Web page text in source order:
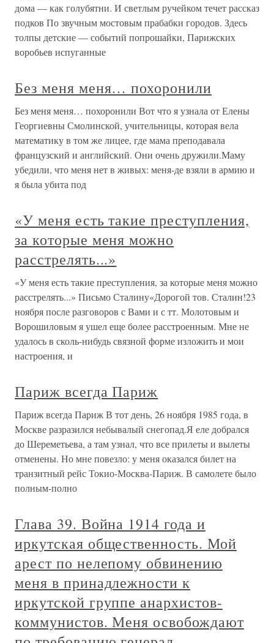
дома — как голубятни. И светлым ручейком течет рассказ
подков По звучным мостовым прабабки городов. Здесь
толпы детские — событий попрошайки, Парижских
воробьев испуганные
Без меня меня… похоронили
Без меня меня… похоронили Вот что я узнала от Елены
Георгиевны Смолинской, учительницы, которая вела
математику в том же лицее, где мама преподавала
французский и английский. Они очень дружили.Маму
убедили, что меня нет в живых: меня-де взяли в армию и
я была убита под
«У меня есть такие преступления,
за которые меня можно
расстрелять...»
«У меня есть такие преступления, за которые меня можно
расстрелять...» Письмо Сталину«Дорогой тов. Сталин!23
ноября после разговоров с Вами и с тт. Молотовым и
Ворошиловым я ушел еще более расстроенным. Мне не
удалось в сколь-нибудь связной форме изложить и мои
настроения, и
Париж всегда Париж
Париж всегда Париж В тот день, 26 ноября 1985 года, в
Москве разразился небывалый снегопад.Я еле добрался
до Шереметьева, а там узнал, что все прилеты и вылеты
отменены. Но мне повезло: у меня оказался билет на
транзитный рейс Токио-Москва-Париж. В самолете было
полным-полно
Глава 39. Война 1914 года и
иркутская общественность. Мой
арест по нелепому обвинению
меня в принадлежности к
иркутской группе анархистов-
коммунистов. Меня освобождают